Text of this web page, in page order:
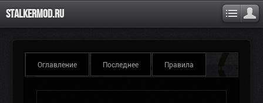
Stalkermod.ru
Оглавление Последнее Правила